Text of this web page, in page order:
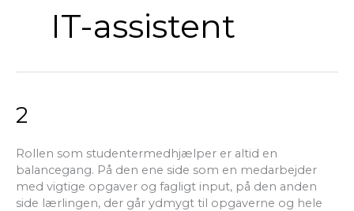
IT-assistent
2
Rollen som studentermedhjælper er altid en
balancegang. På den ene side som en medarbejder
med vigtige opgaver og fagligt input, på den anden
side lærlingen, der går ydmygt til opgaverne og hele
2